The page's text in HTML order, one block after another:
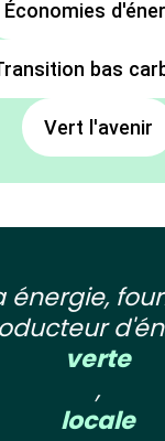
Économies
bas
Vert l'avenir
énergie,
verte
,
locale